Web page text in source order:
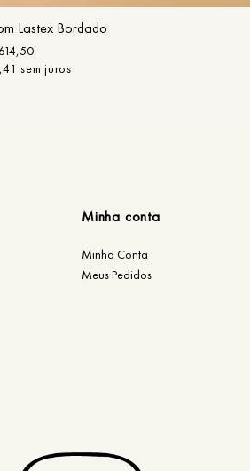
Lastex Bordado
614,50
,41 sem juros
Minha conta
Minha Conta
Meus Pedidos